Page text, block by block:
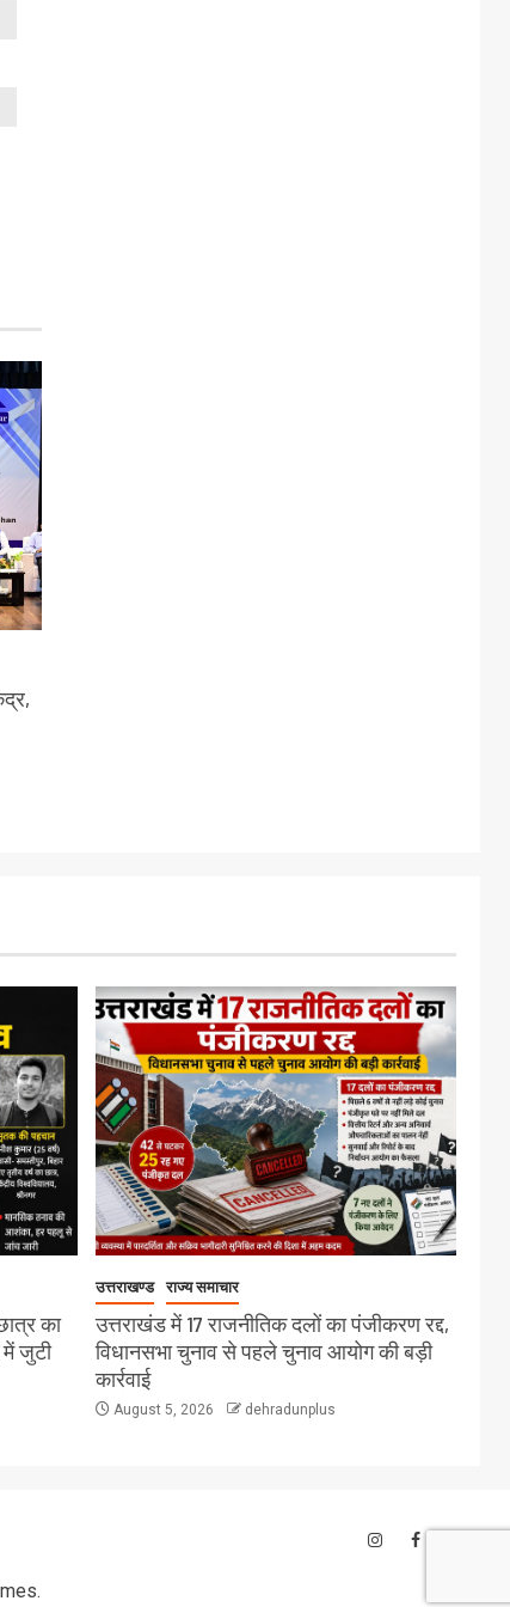
का
जुटी
उत्तराखण्ड राज्य समाचार
उत्तराखंड में 17 राजनीतिक दलों का पंजीकरण रद्द,
विधानसभा चुनाव से पहले चुनाव आयोग की बड़ी
कार्रवाई
August 5, 2026 dehradunplus